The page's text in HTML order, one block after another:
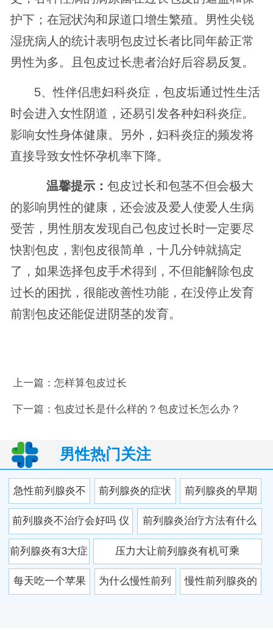
护下；在冠状沟和尿道口增生繁殖。男性尖锐
湿疣病人的统计表明包皮过长者比同年龄正常
男性为多。且包皮过长患者治好后容易反复。
5、性伴侣患妇科炎症，包皮垢通过性生活
时会进入女性阴道，还易引发各种妇科炎症。
影响女性身体健康。另外，妇科炎症的频发将
直接导致女性怀孕机率下降。
温馨提示： 包皮过长和包茎不但会极大
的影响男性的健康，还会波及爱人使爱人生病
受苦，男性朋友发现自己包皮过长时一定要尽
快割包皮，割包皮很简单，十几分钟就搞定
了，如果选择包皮手术得到，不但能解除包皮
过长的困扰，很能改善性功能，在没停止发育
前割包皮还能促进阴茎的发育。
上一篇： 怎样算包皮过长
下一篇： 包皮过长是什么样的？包皮过长怎么办？
男性热门关注
急性前列腺炎不
宜吃什么
前列腺炎的症状
有哪些 他为“前列
腺炎”消得人憔悴
前列腺炎的早期
症状及治疗原则
前列腺炎不治疗会好吗 仪
器设备和药物相结合才有
效
前列腺炎治疗方法有什么
前列腺炎有3大症
状表现 要小心产
压力大让前列腺炎有机可乘
每天吃一个苹果 为什么慢性前列 慢性前列腺炎的